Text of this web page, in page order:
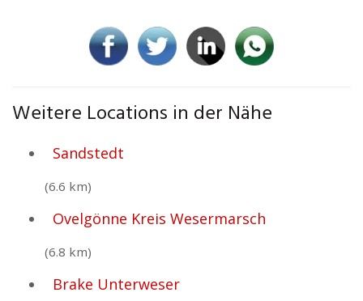
Weitere Locations in der Nähe
Sandstedt
(6.6 km)
Ovelgönne Kreis Wesermarsch
(6.8 km)
Brake Unterweser